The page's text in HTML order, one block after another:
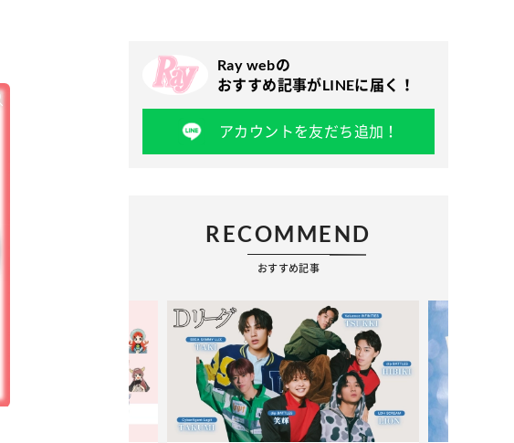
Ray webの
おすすめ記事がLINEに届く！
アカウントを友だち追加！
RECOMMEND
おすすめ記事